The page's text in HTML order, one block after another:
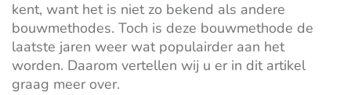
kent, want het is niet zo bekend als andere
bouwmethodes. Toch is deze bouwmethode de
laatste jaren weer wat populairder aan het
worden. Daarom vertellen wij u er in dit artikel
graag meer over.